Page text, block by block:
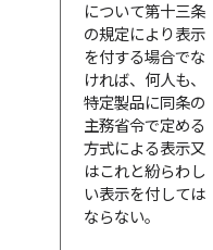
について第十三条
の規定により表示
を付する場合でな
ければ、何人も、
特定製品に同条の
主務省令で定める
方式による表示又
はこれと紛らわし
い表示を付しては
ならない。